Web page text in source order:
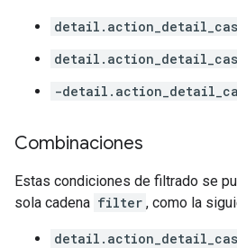
-
Combinaciones
Estas condiciones de filtrado se
sola cadena filter , como la